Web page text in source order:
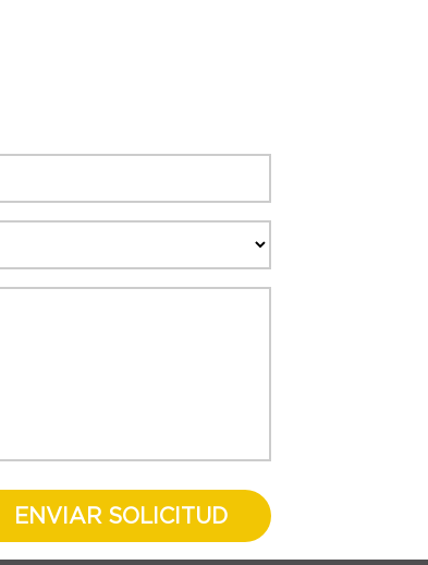
ENVIAR SOLICITUD